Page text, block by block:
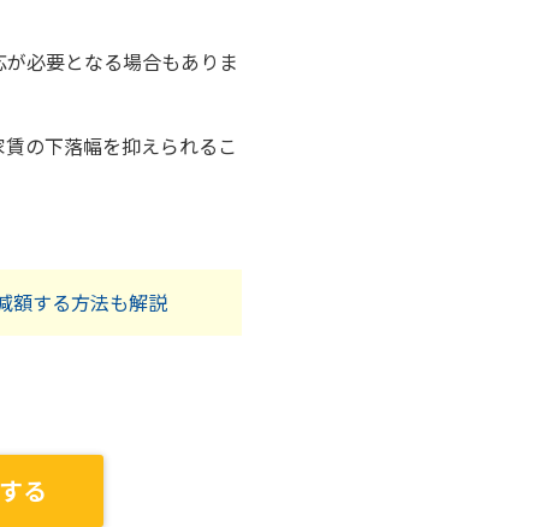
必要となる場合もありま
の下落幅を抑えられるこ
額する方法も解説
る